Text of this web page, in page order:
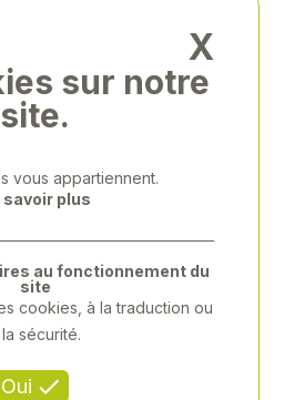
X
sur notre
site.
vous appartiennent.
savoir plus
Oui
au fonctionnement du
site
cookies, à la traduction ou
sécurité.